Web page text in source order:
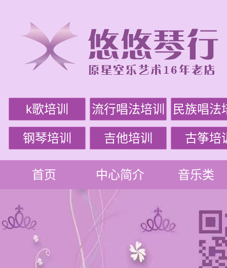
k歌培训 流行唱法培训 民族唱法
钢琴培训 吉他培训 古筝培
首页 中心简介 音乐类